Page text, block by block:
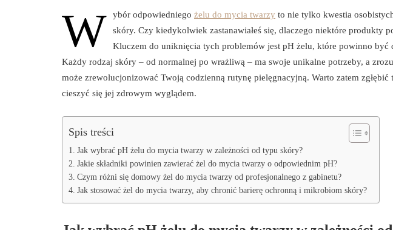
W ybór odpowiedniego żelu do mycia twarzy to nie tylko kwestia
skóry. Czy kiedykolwiek zastanawiałeś się, dlaczego niektóre produkty
Kluczem do uniknięcia tych problemów jest pH żelu, które powinno być
Każdy rodzaj skóry – od normalnej po wrażliwą – ma swoje unikalne potrzeby, a
może zrewolucjonizować Twoją codzienną rutynę pielęgnacyjną. Warto zatem
cieszyć się jej zdrowym wyglądem.
Spis treści
Jak wybrać pH żelu do mycia twarzy w zależności od typu skóry?
Jakie składniki powinien zawierać żel do mycia twarzy o odpowiednim pH?
Czym różni się domowy żel do mycia twarzy od profesjonalnego z gabinetu?
Jak stosować żel do mycia twarzy, aby chronić barierę ochronną i mikrobiom skóry?